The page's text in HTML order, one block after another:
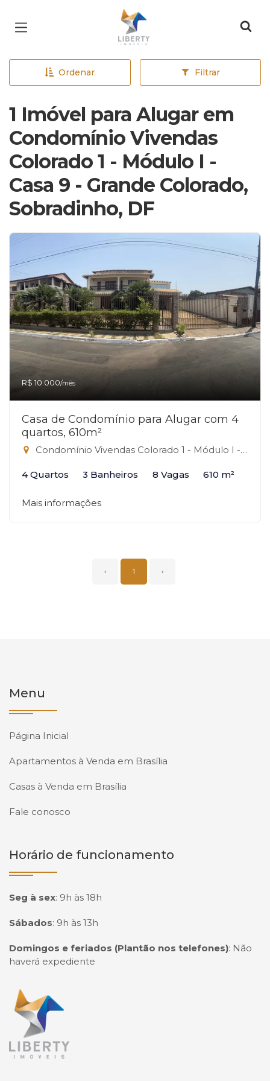
Página inicial
Ordenar Filtrar
1 Imóvel para Alugar em
Condomínio Vivendas
Colorado 1 - Módulo I -
Casa 9 - Grande Colorado,
Sobradinho, DF
R$ 10.000/mês
Casa de Condomínio para Alugar com 4
quartos, 610m²
Condomínio Vivendas Colorado 1 - Módulo I - Casa 9, Casa 9 - Grande Colorado, Sobradinho-DF
4 Quartos 3 Banheiros 8 Vagas 610 m²
Mais informações
‹ 1 ›
Menu
Página Inicial
Apartamentos à Venda em Brasília
Casas à Venda em Brasília
Fale conosco
Horário de funcionamento
Seg à sex: 9h às 18h
Sábados: 9h às 13h
Domingos e feriados (Plantão nos telefones): Não
haverá expediente
Página inicial